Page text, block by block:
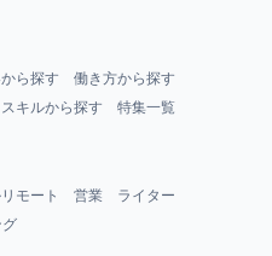
ら探す
働き方から探す
スキルから探す 特集一覧
モート 営業
ライター
グ